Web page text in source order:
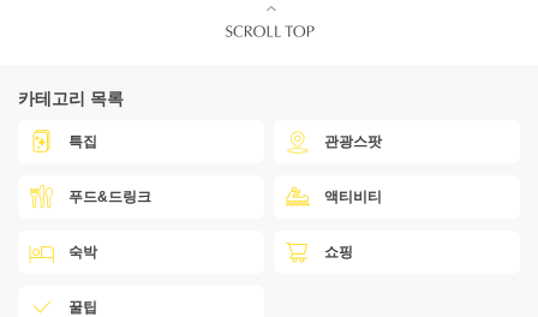
카테고리 목록
특집 관광스팟
푸드&드링크 액티비티
숙박 쇼핑
꿀팁